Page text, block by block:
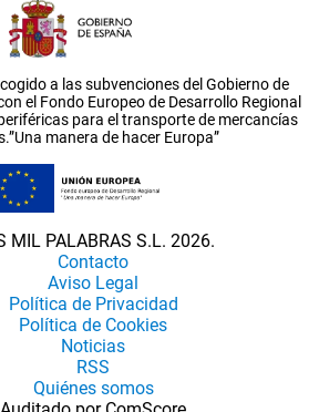
a las subvenciones del Gobierno de
el Fondo Europeo de Desarrollo Regional
para el transporte de mercancías
manera de hacer Europa”
MIL PALABRAS S.L. 2026.
Contacto
Aviso Legal
Política de Privacidad
Política de Cookies
Noticias
RSS
Quiénes somos